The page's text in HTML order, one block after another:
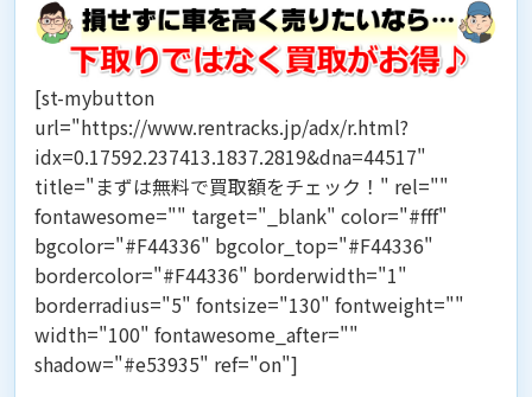
[st-mybutton
url="https://www.rentracks.jp/adx/r.html?
idx=0.17592.237413.1837.2819&dna=44517"
title="まずは無料で買取額をチェック！" rel=""
fontawesome="" target="_blank" color="#fff"
bgcolor="#F44336" bgcolor_top="#F44336"
bordercolor="#F44336" borderwidth="1"
borderradius="5" fontsize="130" fontweight=""
width="100" fontawesome_after=""
shadow="#e53935" ref="on"]